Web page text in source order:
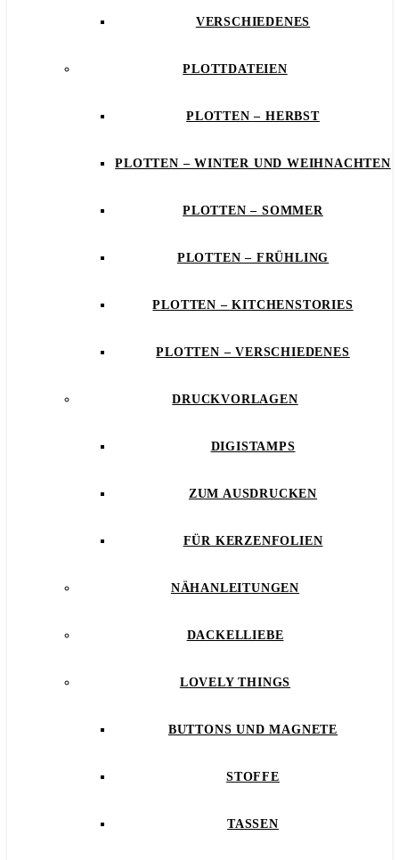
VERSCHIEDENES
PLOTTDATEIEN
PLOTTEN – HERBST
PLOTTEN – WINTER UND WEIHNACHTEN
PLOTTEN – SOMMER
PLOTTEN – FRÜHLING
PLOTTEN – KITCHENSTORIES
PLOTTEN – VERSCHIEDENES
DRUCKVORLAGEN
DIGISTAMPS
ZUM AUSDRUCKEN
FÜR KERZENFOLIEN
NÄHANLEITUNGEN
DACKELLIEBE
LOVELY THINGS
BUTTONS UND MAGNETE
STOFFE
TASSEN